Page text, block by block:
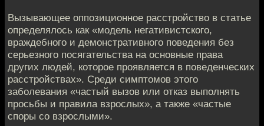
Вызывающее оппозиционное расстройство в статье
определялось как «модель негативистского,
враждебного и демонстративного поведения без
серьезного посягательства на основные права
других людей, которое проявляется в поведенческих
расстройствах». Среди симптомов этого
заболевания «частый вызов или отказ выполнять
просьбы и правила взрослых», а также «частые
споры со взрослыми».